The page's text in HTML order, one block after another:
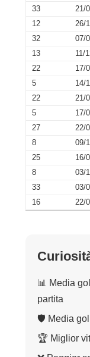
33
21/
12
26/
32
07/
13
11/
22
17/
5
14/
22
21/
5
17/
27
22/
8
09/
25
16/
8
03/
33
03/
16
22/
📊 Media
partita
🛡 Media
🏆 Miglior